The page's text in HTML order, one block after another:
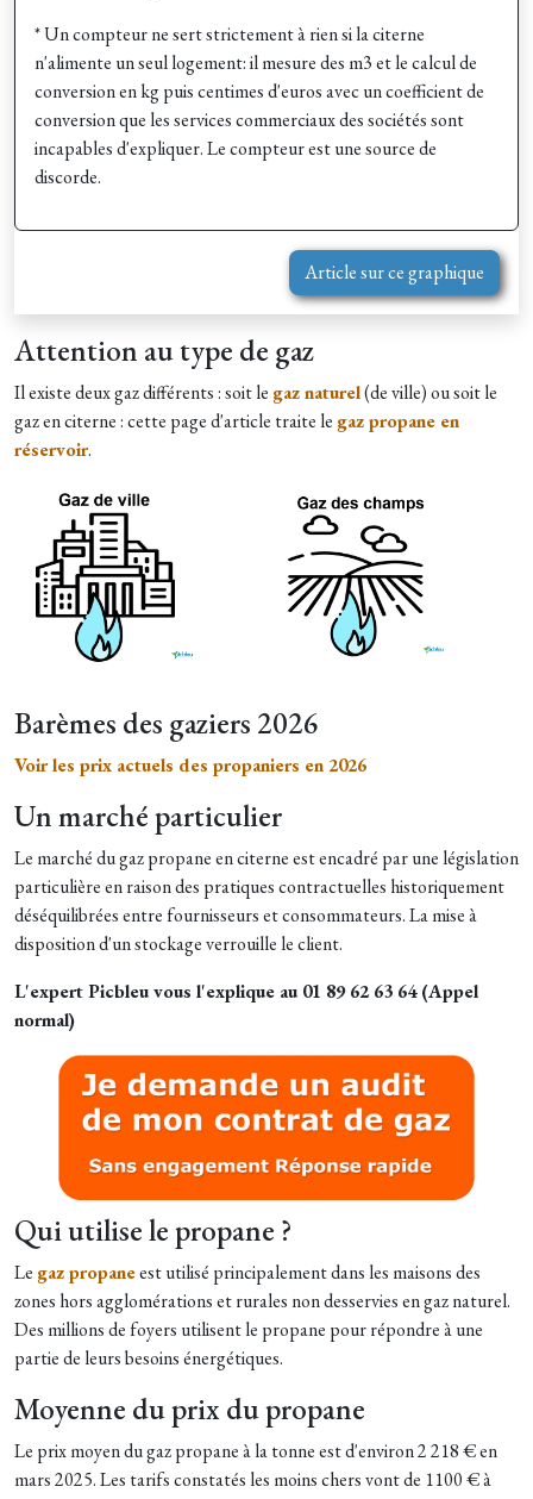
* Un compteur ne sert strictement à rien si la citerne
n'alimente un seul logement: il mesure des m3 et le calcul de
conversion en kg puis centimes d'euros avec un coefficient de
conversion que les services commerciaux des sociétés sont
incapables d'expliquer. Le compteur est une source de
discorde.
Article sur ce graphique
Attention au type de gaz
Il existe deux gaz différents : soit le gaz naturel(de ville) ou soit le
gaz en citerne : cette page d'article traite le gaz propane en
réservoir.
Barèmes des gaziers 2026
Voir les prix actuels des propaniers en 2026
Un marché particulier
Le marché du gaz propane en citerne est encadré par une législation
particulière en raison des pratiques contractuelles historiquement
déséquilibrées entre fournisseurs et consommateurs. La mise à
disposition d'un stockage verrouille le client.
L'expert Picbleu vous l'explique au 01 89 62 63 64 (Appel
normal)
Qui utilise le propane ?
Le gaz propaneest utilisé principalement dans les maisons des
zones hors agglomérations et rurales non desservies en gaz naturel.
Des millions de foyers utilisent le propane pour répondre à une
partie de leurs besoins énergétiques.
Moyenne du prix du propane
Le prix moyen du gaz propane à la tonne est d'environ 2 218 € en
mars 2025.Les tarifs constatés les moins chers vont de 1100 € à